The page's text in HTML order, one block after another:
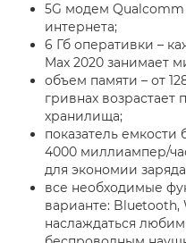
5G модем Qualcomm
интернета;
6 Гб оперативки –
Max 2020 занимает
объем памяти – от
гривнах
хранилища;
показатель емкости
4000 миллиампер/
для экономии
все необходимые
варианте:
наслаждаться